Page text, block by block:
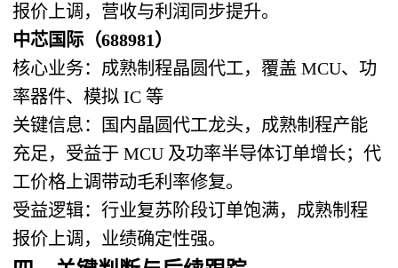
报价上调，营收与利润同步提升。
中芯国际（688981）
核心业务：成熟制程晶圆代工，覆盖 MCU、功
率器件、模拟 IC 等
关键信息：国内晶圆代工龙头，成熟制程产能
充足，受益于 MCU 及功率半导体订单增长；代
工价格上调带动毛利率修复。
受益逻辑：行业复苏阶段订单饱满，成熟制程
报价上调，业绩确定性强。